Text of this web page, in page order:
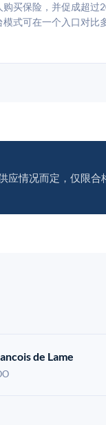
购买保险，并促成超过
模式可在一个入口对比
情况而定，仅限合
de Lame